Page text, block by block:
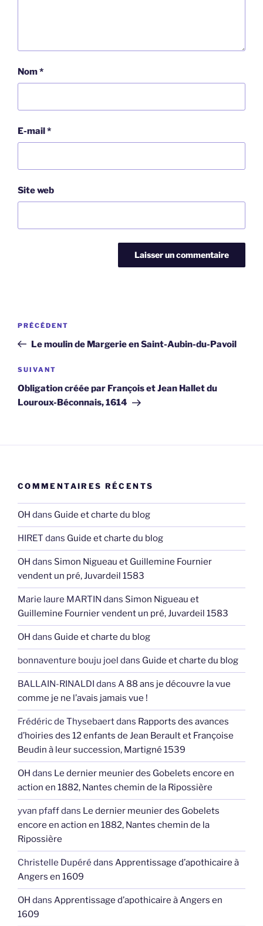
Nom*
E-mail*
Site web
Navigation
l’article
Article
précédent
PRÉCÉDENT
Le moulin de Margerie en Saint-Aubin-du-Pavoil
Article
suivant
SUIVANT
Obligation créée par François et Jean Hallet du
Louroux-Béconnais, 1614
COMMENTAIRES RÉCENTS
OH dans Guide et charte du blog
HIRET dans Guide et charte du blog
OH dans Simon Nigueau et Guillemine Fournier
vendent un pré, Juvardeil 1583
Marie laure MARTIN dans Simon Nigueau et
Guillemine Fournier vendent un pré, Juvardeil 1583
OH dans Guide et charte du blog
bonnaventure bouju joel dans Guide et charte du blog
BALLAIN-RINALDI dans A 88 ans je découvre la vue
comme je ne l’avais jamais vue !
Frédéric de Thysebaertdans Rapports des avances
d’hoiries des 12 enfants de Jean Berault et Françoise
Beudin à leur succession, Martigné 1539
OH dans Le dernier meunier des Gobelets encore en
action en 1882, Nantes chemin de la Ripossière
yvan pfaffdans Le dernier meunier des Gobelets
encore en action en 1882, Nantes chemin de la
Ripossière
Christelle Dupéré dans Apprentissage d’apothicaire à
Angers en 1609
OH dans Apprentissage d’apothicaire à Angers en
1609